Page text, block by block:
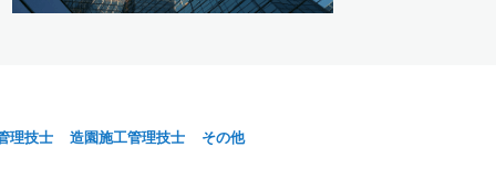
理技士 造園施工管理技士 その他